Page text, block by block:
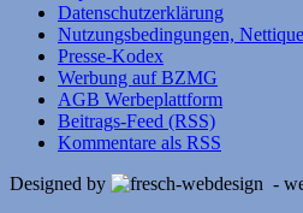
Datenschutzerklärung
Nutzungsbedingungen,
Presse-Kodex
Werbung auf BZMG
AGB Werbeplattform
Beitrags-Feed (RSS)
Kommentare als RSS
Designed by
-